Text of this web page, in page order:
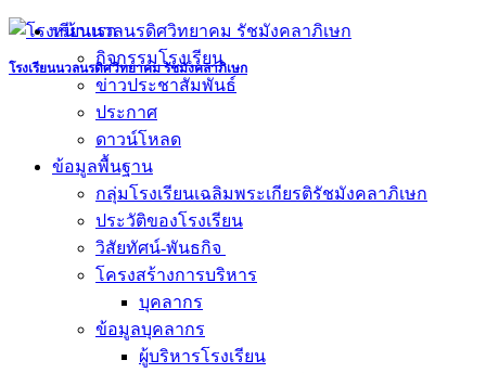
Skip
content
โรงเรียนนวลนรดิศวิทยาคม รัชมังคลาภิเษก
หน้าแรก
กิจกรรมโรงเรียน
ข่าวประชาสัมพันธ์
ประกาศ
ดาวน์โหลด
ข้อมูลพื้นฐาน
กลุ่มโรงเรียนเฉลิมพระเกียรติรัชมังคลาภิเษก
ประวัติของโรงเรียน
วิสัยทัศน์-พันธกิจ
โครงสร้างการบริหาร
บุคลากร
ข้อมูลบุคลากร
ผู้บริหารโรงเรียน